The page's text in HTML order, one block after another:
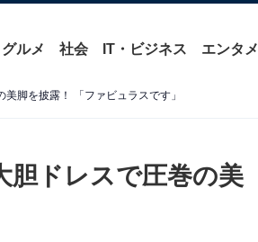
グルメ 社会 IT・ビジネス エンタメ
脚を披露！ 「ファビュラスです」
胆ドレスで圧巻の美